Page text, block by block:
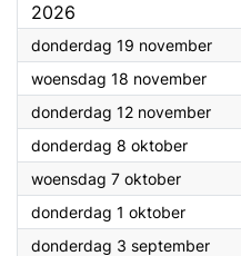
2026
donderdag 19 november2026
woensdag 18 november2026
donderdag 12 november2026
donderdag 8 oktober2026
woensdag 7 oktober2026
donderdag 1 oktober2026
donderdag 3 september2026